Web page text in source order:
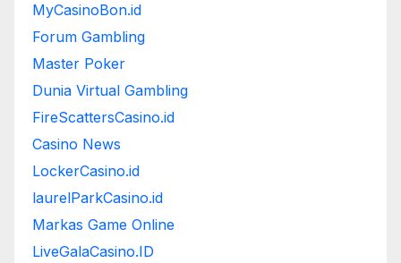
MyCasinoBon.id
Forum Gambling
Master Poker
Dunia Virtual Gambling
FireScattersCasino.id
Casino News
LockerCasino.id
laurelParkCasino.id
Markas Game Online
LiveGalaCasino.ID